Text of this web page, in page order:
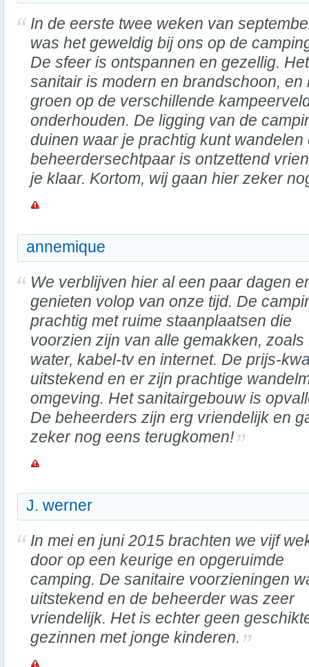
In de eerste twee weken van
was het geweldig bij ons op de
De sfeer is ontspannen en gezellig. Het
sanitair is modern en brandschoon, en
groen op de verschillende
onderhouden. De ligging van de
duinen waar je prachtig kunt wandelen
beheerdersechtpaar is ontzettend
je klaar. Kortom, wij gaan hier zeker
annemique
We verblijven hier al een paar dagen
genieten volop van onze tijd. De
prachtig met ruime staanplaatsen die
voorzien zijn van alle gemakken,
water, kabel-tv en internet. De prijs-
uitstekend en er zijn prachtige
omgeving. Het sanitairgebouw is
De beheerders zijn erg vriendelijk en
zeker nog eens terugkomen!
J. werner
In mei en juni 2015 brachten we vijf
door op een keurige en opgeruimde
camping. De sanitaire voorzieningen
uitstekend en de beheerder was zeer
vriendelijk. Het is echter geen
gezinnen met jonge kinderen.